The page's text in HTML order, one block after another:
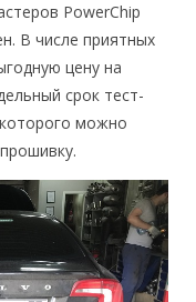
PowerChip
В числе приятных
цену на
срок тест-
можно